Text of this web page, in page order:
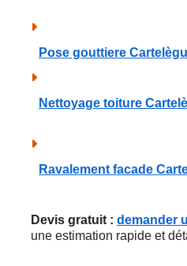
Pose gouttiere
Nettoyage toiture
Ravalement facade
Devis gratuit : demander
une estimation rapide et